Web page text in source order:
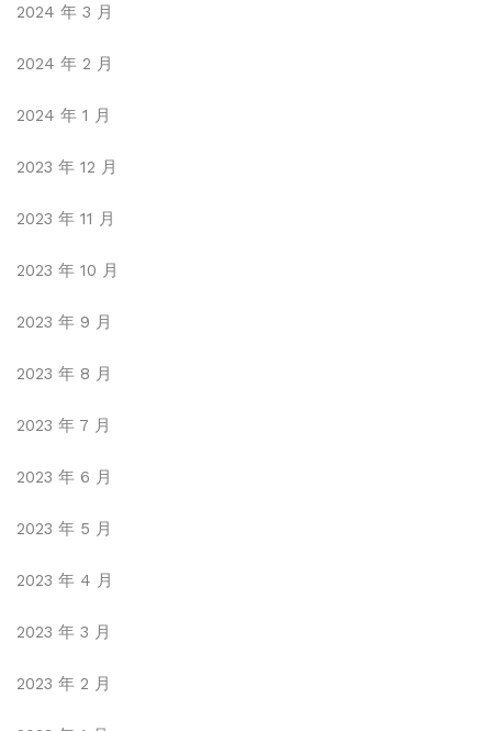
2024 年 3 月
2024 年 2 月
2024 年 1 月
2023 年 12 月
2023 年 11 月
2023 年 10 月
2023 年 9 月
2023 年 8 月
2023 年 7 月
2023 年 6 月
2023 年 5 月
2023 年 4 月
2023 年 3 月
2023 年 2 月